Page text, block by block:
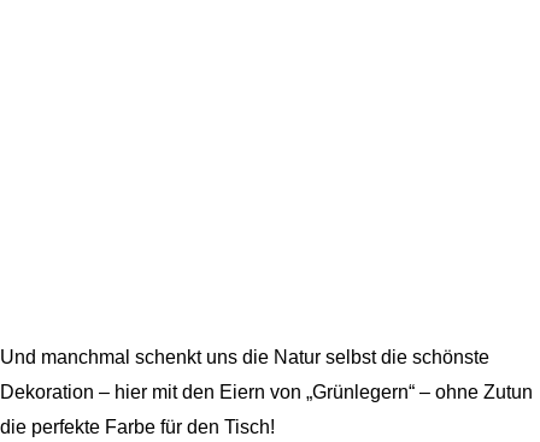
Und manchmal schenkt uns die Natur selbst die schönste
Dekoration – hier mit den Eiern von „Grünlegern“ – ohne Zutun
die perfekte Farbe für den Tisch!